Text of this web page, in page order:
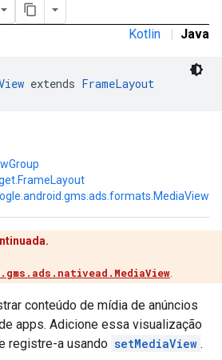
Kotlin | Java
extends FrameLayout
conteúdo de mídia de anúncios
apps. Adicione essa visualização
registre-a usando setMediaView .